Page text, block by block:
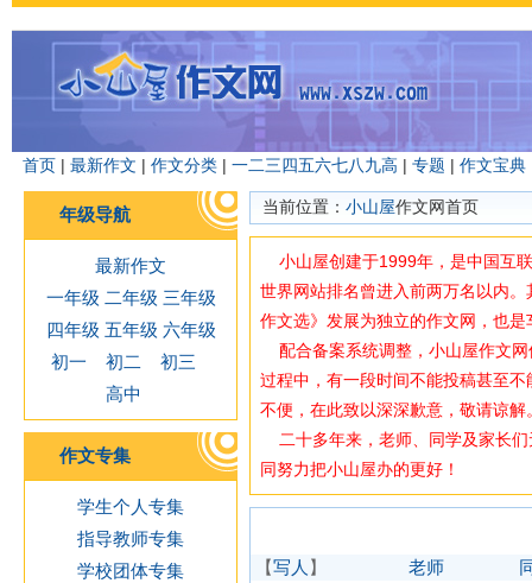
首页 | 最新作文 | 作文分类 | 一二三四五六七八九高 | 专题 | 作文宝典
年级导航
最新作文
一年级 二年级 三年级
四年级 五年级 六年级
初一
初二
初三
高中
作文专集
学生个人专集
指导教师专集
学校团体专集
当前位置： 小山屋作文网首页
小山屋创建于1999年，是中国互
世界网站排名曾进入前两万名以内
作文选》发展为独立的作文网，也
配合备案系统调整，小山屋作文网
过程中，有一段时间不能投稿甚至
不便，在此致以深深歉意，敬请谅解
二十多年来，老师、同学及家长们
同努力把小山屋办的更好！
【写人 】 老师